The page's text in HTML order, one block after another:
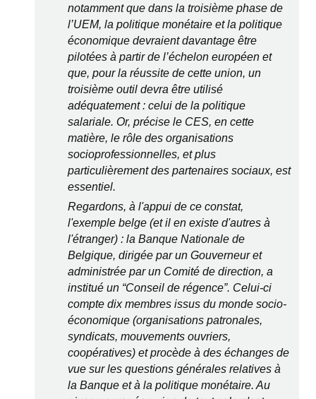
notamment que dans la troisième phase de
l’UEM, la politique monétaire et la politique
économique devraient davantage être
pilotées à partir de l’échelon européen et
que, pour la réussite de cette union, un
troisième outil devra être utilisé
adéquatement : celui de la politique
salariale. Or, précise le CES, en cette
matière, le rôle des organisations
socioprofessionnelles, et plus
particulièrement des partenaires sociaux, est
essentiel.
Regardons, à l'appui de ce constat,
l'exemple belge (et il en existe d'autres à
l'étranger) : la Banque Nationale de
Belgique, dirigée par un Gouverneur et
administrée par un Comité de direction, a
institué un “Conseil de régence”. Celui-ci
compte dix membres issus du monde socio-
économique (organisations patronales,
syndicats, mouvements ouvriers,
coopératives) et procède à des échanges de
vue sur les questions générales relatives à
la Banque et à la politique monétaire. Au